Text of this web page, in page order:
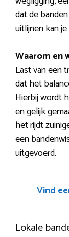
dat de
uitlijnen kan
Waarom en
Last van een
dat het
Hierbij wordt
en gelijk
het rijdt
een
uitgevoerd.
Vind
Lokale